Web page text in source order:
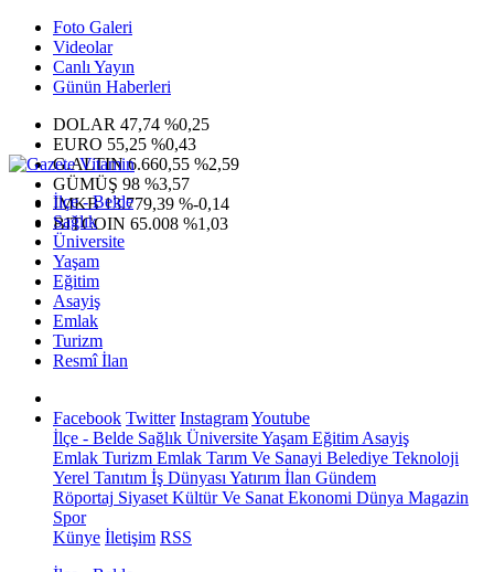
Foto Galeri
Videolar
Canlı Yayın
Günün Haberleri
DOLAR 47,74 %0,25
EURO 55,25 %0,43
G.ALTIN6.660,55 %2,59
GÜMÜŞ 98 %3,57
IMKB13.779,39 %-0,14
BITCOIN 65.008 %1,03
İlçe - Belde
Sağlık
Üniversite
Yaşam
Eğitim
Asayiş
Emlak
Turizm
Resmî İlan
Facebook Twitter InstagramYoutube
İlçe - Belde Sağlık ÜniversiteYaşam Eğitim Asayiş
Emlak Turizm Emlak Tarım Ve Sanayi Belediye Teknoloji
Yerel Tanıtım İş Dünyası Yatırım İlan Gündem
Röportaj Siyaset Kültür Ve Sanat Ekonomi Dünya Magazin
Spor
Künye İletişim RSS